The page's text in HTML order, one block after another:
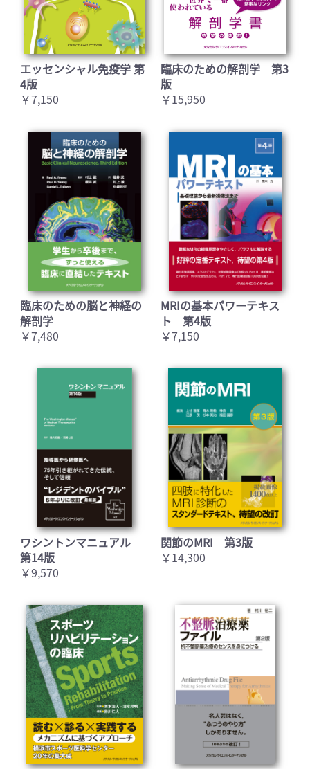
エッセンシャル免疫学 第
4版
￥7,150
臨床のための解剖学 第3
版
￥15,950
臨床のための脳と神経の
解剖学
￥7,480
MRIの基本パワーテキス
ト 第4版
￥7,150
ワシントンマニュアル
第14版
￥9,570
関節のMRI 第3版
￥14,300